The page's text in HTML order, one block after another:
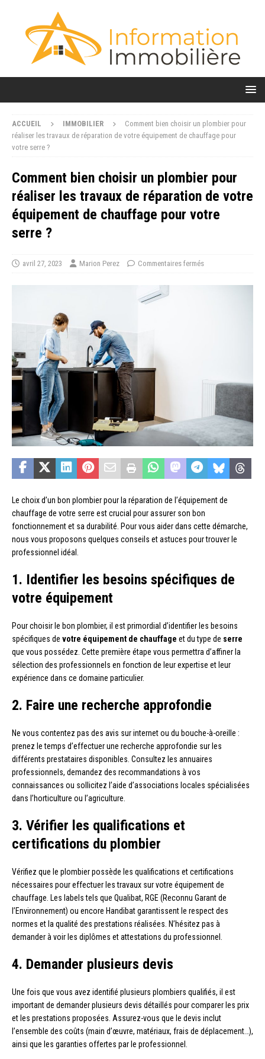
ACCUEIL IMMOBILIER
Comment bien choisir un plombier pour
réaliser les travaux de réparation de votre équipement de chauffage pour
votre serre ?
Comment bien choisir un plombier pour
réaliser les travaux de réparation de votre
équipement de chauffage pour votre
serre ?
avril 27, 2023 Marion Perez Commentaires fermés
Le choix d’un bon plombier pour la réparation de l’équipement de
chauffage de votre serre est crucial pour assurer son bon
fonctionnement et sa durabilité. Pour vous aider dans cette démarche,
nous vous proposons quelques conseils et astuces pour trouver le
professionnel idéal.
1. Identifier les besoins spécifiques de
votre équipement
Pour choisir le bon plombier, il est primordial d’identifier les besoins
spécifiques de votre équipement de chauffage et du type de serre
que vous possédez. Cette première étape vous permettra d’affiner la
sélection des professionnels en fonction de leur expertise et leur
expérience dans ce domaine particulier.
2. Faire une recherche approfondie
Ne vous contentez pas des avis sur internet ou du bouche-à-oreille :
prenez le temps d’effectuer une recherche approfondie sur les
différents prestataires disponibles. Consultez les annuaires
professionnels, demandez des recommandations à vos
connaissances ou sollicitez l’aide d’associations locales spécialisées
dans l’horticulture ou l’agriculture.
3. Vérifier les qualifications et
certifications du plombier
Vérifiez que le plombier possède les qualifications et certifications
nécessaires pour effectuer les travaux sur votre équipement de
chauffage. Les labels tels que Qualibat, RGE (Reconnu Garant de
l’Environnement) ou encore Handibat garantissent le respect des
normes et la qualité des prestations réalisées. N’hésitez pas à
demander à voir les diplômes et attestations du professionnel.
4. Demander plusieurs devis
Une fois que vous avez identifié plusieurs plombiers qualifiés, il est
important de demander plusieurs devis détaillés pour comparer les prix
et les prestations proposées. Assurez-vous que le devis inclut
l’ensemble des coûts (main d’œuvre, matériaux, frais de déplacement…),
ainsi que les garanties offertes par le professionnel.